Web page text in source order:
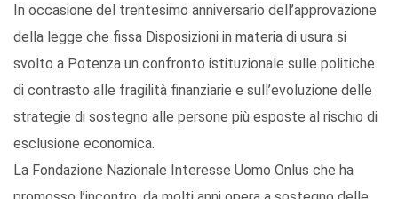
In occasione del trentesimo anniversario dell’approvazione
della legge che fissa Disposizioni in materia di usura si
svolto a Potenza un confronto istituzionale sulle politiche
di contrasto alle fragilità finanziarie e sull’evoluzione delle
strategie di sostegno alle persone più esposte al rischio di
esclusione economica.
La Fondazione Nazionale Interesse Uomo Onlus che ha